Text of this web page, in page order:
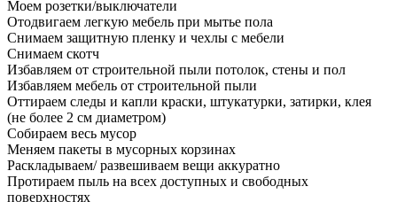
Моем розетки/выключатели
Отодвигаем легкую мебель при мытье пола
Снимаем защитную пленку и чехлы с мебели
Снимаем скотч
Избавляем от строительной пыли потолок, стены и пол
Избавляем мебель от строительной пыли
Оттираем следы и капли краски, штукатурки, затирки, клея
(не более 2 см диаметром)
Собираем весь мусор
Меняем пакеты в мусорных корзинах
Раскладываем/ развешиваем вещи аккуратно
Протираем пыль на всех доступных и свободных
поверхностях